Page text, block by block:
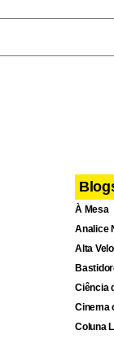
chegou ao
foram vistos
À Mesa
Analice
Alta
Ciência
Cinema
Coluna